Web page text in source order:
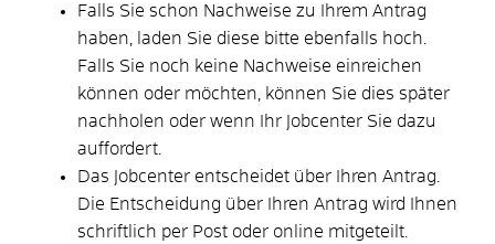
Falls Sie schon Nachweise zu Ihrem Antrag
haben, laden Sie diese bitte ebenfalls hoch.
Falls Sie noch keine Nachweise einreichen
können oder möchten, können Sie dies später
nachholen oder wenn Ihr Jobcenter Sie dazu
auffordert.
Das Jobcenter entscheidet über Ihren Antrag.
Die Entscheidung über Ihren Antrag wird Ihnen
schriftlich per Post oder online mitgeteilt.